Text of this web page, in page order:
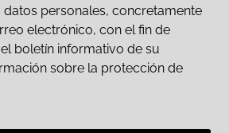
personales, concretamente
electrónico, con el fin de
boletín informativo de su
sobre la protección de